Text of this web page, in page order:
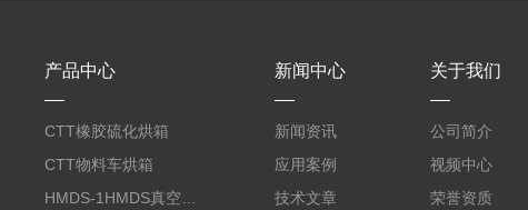
产品中心
CTT橡胶硫化烘箱
CTT物料车烘箱
新闻中心
新闻资讯
应用案例
技术文章
关于我们
公司简介
视频中心
荣誉资质